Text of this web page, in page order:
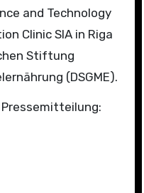
and Technology
Clinic SIA in Riga
Stiftung
(DSGME).